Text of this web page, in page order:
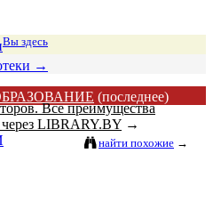
Вы здесь
→
(последнее)
Все преимущества
через LIBRARY.BY →
найти похожие →